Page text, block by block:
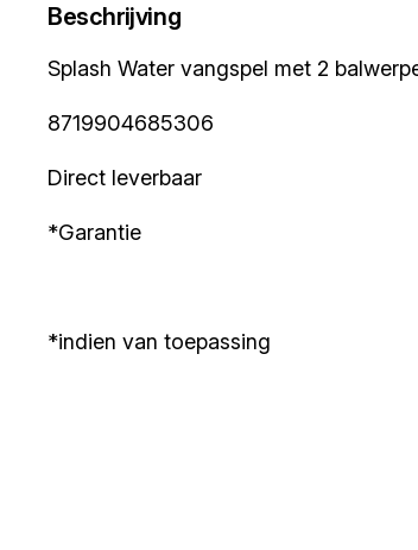
Beschrijving
Splash Water vangspel met 2
8719904685306
Direct leverbaar
*Garantie
*indien van toepassing